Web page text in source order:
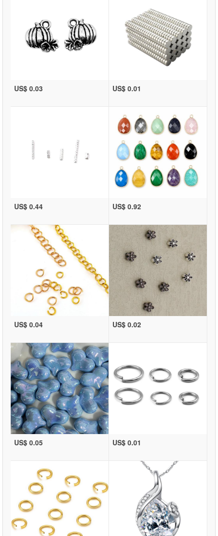
US$ 0.03 US$ 0.01
US$ 0.44 US$ 0.92
US$ 0.04 US$ 0.02
US$ 0.05 US$ 0.01